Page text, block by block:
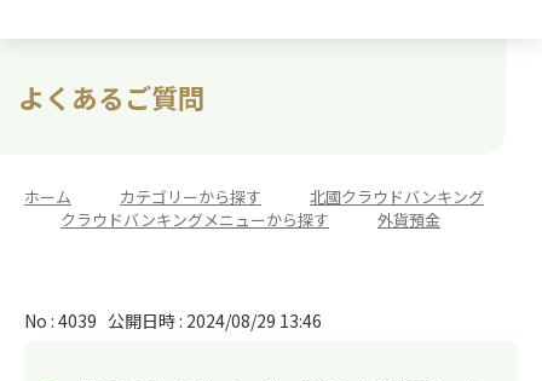
よくあるご質問
ホーム カテゴリーから探す
北國クラウドバンキング
クラウドバンキングメニューから探す 外貨預金
No : 4039 公開日時 : 2024/08/29 13:46